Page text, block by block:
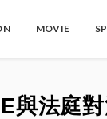
MOVIE
與法庭